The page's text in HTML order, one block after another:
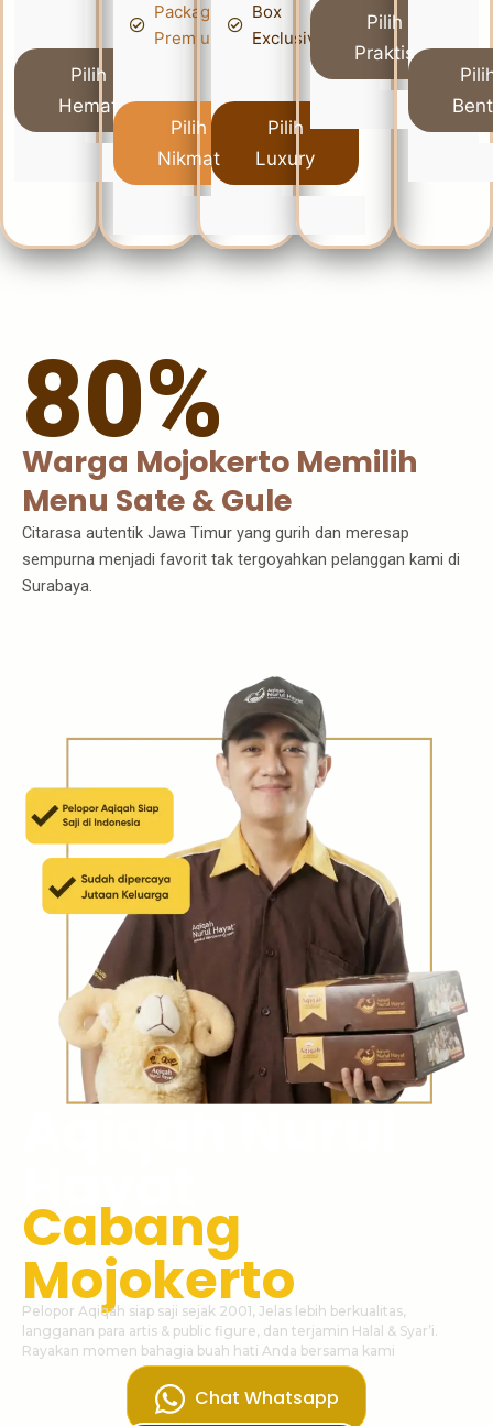
Pilih
Hemat
Packaging
Premium
Pilih
Nikmat
Box
Exclusive
Pilih
Luxury
Pilih
Praktis
80%
Warga Mojokerto Memilih
Menu Sate & Gule
Citarasa autentik Jawa Timur yang gurih dan meresap
sempurna menjadi favorit tak tergoyahkan pelanggan kami di
Surabaya.
Hayat
Cabang
Mojokerto
Pelopor Aqiqah siap saji sejak 2001, Jelas lebih berkualitas,
langganan para artis & public figure, dan terjamin Halal & Syar’i.
Rayakan momen bahagia buah hati Anda bersama kami
Chat Whatsapp